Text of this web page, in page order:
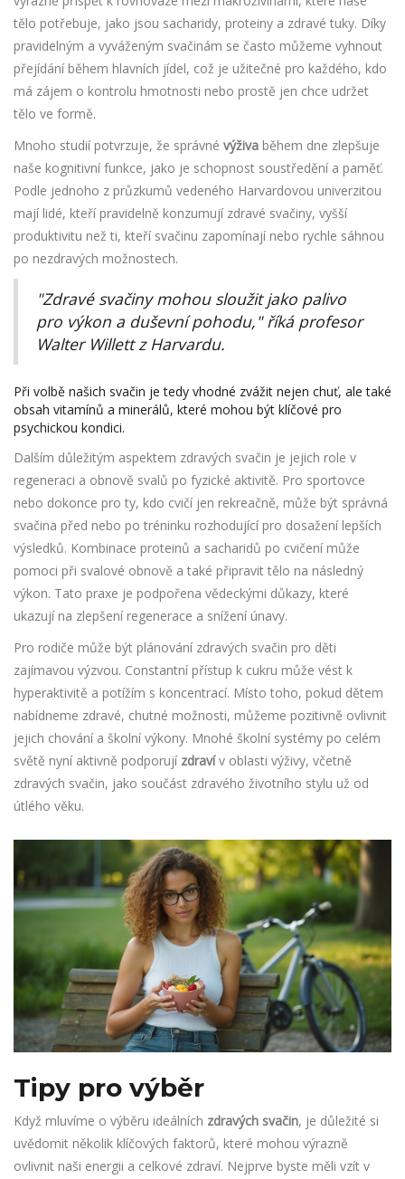
tělo potřebuje, jako jsou sacharidy, proteiny a zdravé tuky. Díky
pravidelným a vyváženým svačinám se často můžeme vyhnout
přejídání během hlavních jídel, což je užitečné pro každého, kdo
má zájem o kontrolu hmotnosti nebo prostě jen chce udržet
tělo ve formě.
Mnoho studií potvrzuje, že správné výživa během dne zlepšuje
naše kognitivní funkce, jako je schopnost soustředění a paměť.
Podle jednoho z průzkumů vedeného Harvardovou univerzitou
mají lidé, kteří pravidelně konzumují zdravé svačiny, vyšší
produktivitu než ti, kteří svačinu zapomínají nebo rychle sáhnou
po nezdravých možnostech.
"Zdravé svačiny mohou sloužit jako palivo
pro výkon a duševní pohodu," říká profesor
Walter Willett z Harvardu.
Při volbě našich svačin je tedy vhodné zvážit nejen chuť, ale také
obsah vitamínů a minerálů, které mohou být klíčové pro
psychickou kondici.
Dalším důležitým aspektem zdravých svačin je jejich role v
regeneraci a obnově svalů po fyzické aktivitě. Pro sportovce
nebo dokonce pro ty, kdo cvičí jen rekreačně, může být správná
svačina před nebo po tréninku rozhodující pro dosažení lepších
výsledků. Kombinace proteinů a sacharidů po cvičení může
pomoci při svalové obnově a také připravit tělo na následný
výkon. Tato praxe je podpořena vědeckými důkazy, které
ukazují na zlepšení regenerace a snížení únavy.
Pro rodiče může být plánování zdravých svačin pro děti
zajímavou výzvou. Constantní přístup k cukru může vést k
hyperaktivitě a potížím s koncentrací. Místo toho, pokud dětem
nabídneme zdravé, chutné možnosti, můžeme pozitivně ovlivnit
jejich chování a školní výkony. Mnohé školní systémy po celém
světě nyní aktivně podporují zdravív oblasti výživy, včetně
zdravých svačin, jako součást zdravého životního stylu už od
útlého věku.
Tipy pro výběr
Když mluvíme o výběru ideálních zdravých svačin, je důležité si
uvědomit několik klíčových faktorů, které mohou výrazně
ovlivnit naši energii a celkové zdraví. Nejprve byste měli vzít v